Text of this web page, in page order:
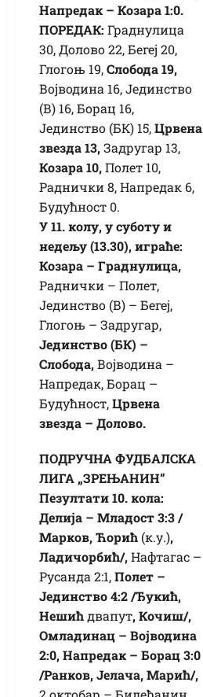
Напредак – Козара 1:0.
ПОРЕДАК: Граднулица
30, Долово 22, Бегеј 20,
Глогоњ 19,Слобода 19,
Војводина 16, Јединство
(В) 16, Борац 16,
Јединство (БК) 15,Црвена
звезда 13,Задругар 13,
Козара 10,Полет 10,
Раднички 8, Напредак 6,
Будућност 0.
У 11. колу, у суботу и
недељу (13.30), играће:
Козара – Граднулица,
Раднички – Полет,
Јединство (В) – Бегеј,
Глогоњ – Задругар,
Јединство (БК) –
Слобода,Војводина –
Напредак, Борац –
Будућност,Црвена
звезда – Долово.
ПОДРУЧНА ФУДБАЛСКА
ЛИГА „ЗРЕЊАНИН”
Пезултати 10. кола:
Делија – Младост 3:3 /
Марков, Ћорић (к.у.),
Ладичорбић/,Нафтагас –
Русанда 2:1,Полет –
Јединство 4:2 /Ђукић,
Нешић двапут, Кочиш/,
Омладинац – Војводина
2:0, Напредак – Борац 3:0
/Ранков, Јелача, Марић/,